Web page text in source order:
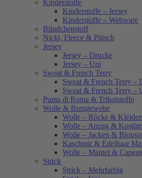
Kinderstoffe
Kinderstoffe – Jersey
Kinderstoffe – Webware
Bündchenstoff
Nicki, Fleece & Plüsch
Jersey
Jersey – Drucke
Jersey – Uni
Sweat & French Terry
Sweat & French Terry –
Sweat & French Terry –
Punta di Roma & Trikotstoffe
Wolle & Buntgewebe
Wolle – Röcke &
Wolle – Anzug &
Wolle – Jacken &
Kaschmir & Edelhaar
Wolle – Mäntel &
Strick
Strick – Mehrfarbig